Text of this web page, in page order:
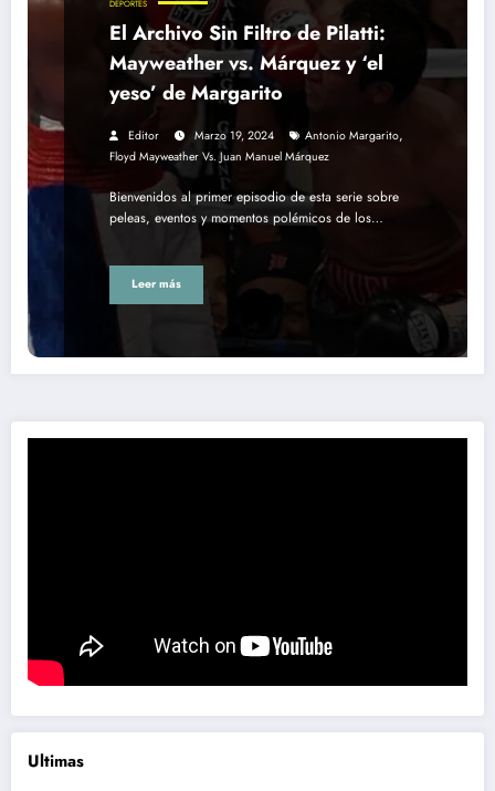
DEPORTES
El Archivo Sin Filtro de Pilatti:
Mayweather vs. Márquez y ‘el
yeso’ de Margarito
Editor Marzo 19, 2024 Antonio Margarito,
Floyd Mayweather Vs. Juan Manuel Márquez
Bienvenidos al primer episodio de esta serie sobre
peleas, eventos y momentos polémicos de los…
Leer más
Ultimas